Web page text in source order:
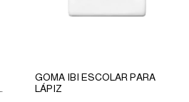
GOMA IBI ESCOLAR PARA
LÁPIZ